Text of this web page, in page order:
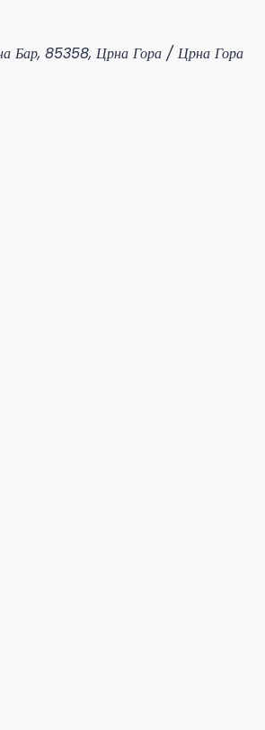
Бар, 85358, Црна Гора / Црна Гора